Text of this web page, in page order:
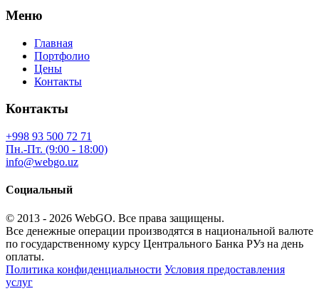
Меню
Главная
Портфолио
Цены
Контакты
Контакты
+998 93 500 72 71
Пн.-Пт. (9:00 - 18:00)
info@webgo.uz
Социальный
© 2013 - 2026 WebGO. Все права защищены.
Все денежные операции производятся в национальной валюте
по государственному курсу Центрального Банка РУз на день
оплаты.
Политика конфиденциальности Условия предоставления
услуг